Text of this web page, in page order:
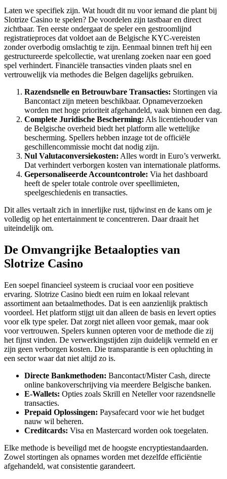
Laten we specifiek zijn. Wat houdt dit nu voor iemand die plant bij
Slotrize Casino te spelen? De voordelen zijn tastbaar en direct
zichtbaar. Ten eerste ondergaat de speler een gestroomlijnd
registratieproces dat voldoet aan de Belgische KYC-vereisten
zonder overbodig omslachtig te zijn. Eenmaal binnen treft hij een
gestructureerde spelcollectie, wat urenlang zoeken naar een goed
spel verhindert. Financiële transacties vinden plaats snel en
vertrouwelijk via methodes die Belgen dagelijks gebruiken.
Razendsnelle en Betrouwbare Transacties: Stortingen via
Bancontact zijn meteen beschikbaar. Opnameverzoeken
worden met hoge prioriteit afgehandeld, vaak binnen een dag.
Complete Juridische Bescherming: Als licentiehouder van
de Belgische overheid biedt het platform alle wettelijke
bescherming. Spellers hebben inzage tot de officiële
geschillencommissie mocht dat nodig zijn.
Nul Valutaconversiekosten: Alles wordt in Euro’s verwerkt.
Dat verhindert verborgen kosten van internationale platforms.
Gepersonaliseerde Accountcontrole: Via het dashboard
heeft de speler totale controle over speellimieten,
speelgeschiedenis en transacties.
Dit alles vertaalt zich in innerlijke rust, tijdwinst en de kans om je
volledig op het entertainment te concentreren. Daar draait het
uiteindelijk om.
De Omvangrijke Betaalopties van
Slotrize Casino
Een soepel financieel systeem is cruciaal voor een positieve
ervaring. Slotrize Casino biedt een ruim en lokaal relevant
assortiment aan betaalmethodes. Dat is een aanzienlijk praktisch
voordeel. Het platform stijgt uit dan alleen de basis en levert opties
voor elk type speler. Dat zorgt niet alleen voor gemak, maar ook
voor vertrouwen. Spelers kunnen opteren voor de methode die zij
het fijnst vinden. De verwerkingstijden zijn duidelijk vermeld en er
zijn geen verborgen kosten. Die transparantie is een opluchting in
een sector waar dat niet altijd zo is.
Directe Bankmethoden: Bancontact/Mister Cash, directe
online bankoverschrijving via meerdere Belgische banken.
E-Wallets: Opties zoals Skrill en Neteller voor razendsnelle
transacties.
Prepaid Oplossingen: Paysafecard voor wie het budget
nauw wil beheren.
Creditcards: Visa en Mastercard worden ook toegelaten.
Elke methode is beveiligd met de hoogste encryptiestandaarden.
Zowel stortingen als opnames worden met dezelfde efficiëntie
afgehandeld, wat consistentie garandeert.